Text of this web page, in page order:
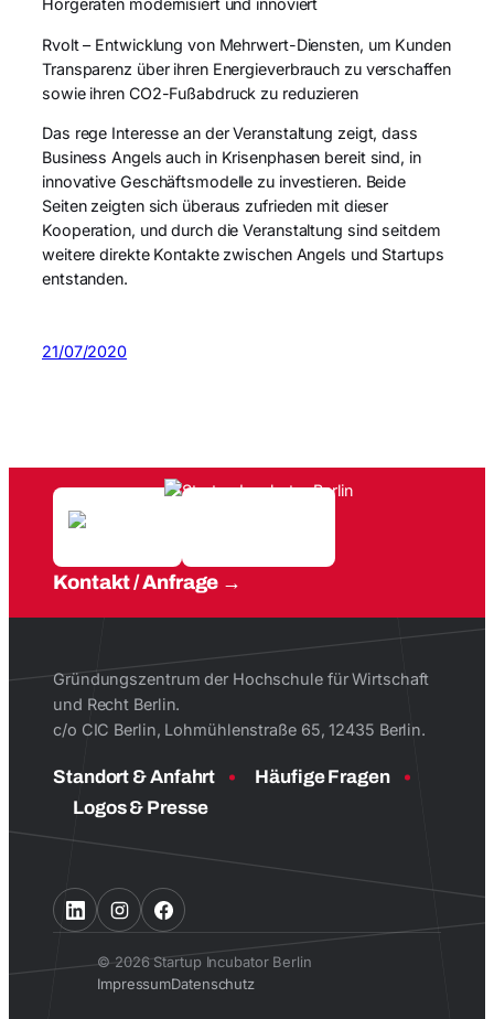
Hörgeräten modernisiert und innoviert
Rvolt – Entwicklung von Mehrwert-Diensten, um Kunden
Transparenz über ihren Energieverbrauch zu verschaffen
sowie ihren CO2-Fußabdruck zu reduzieren
Das rege Interesse an der Veranstaltung zeigt, dass
Business Angels auch in Krisenphasen bereit sind, in
innovative Geschäftsmodelle zu investieren. Beide
Seiten zeigten sich überaus zufrieden mit dieser
Kooperation, und durch die Veranstaltung sind seitdem
weitere direkte Kontakte zwischen Angels und Startups
entstanden.
21/07/2020
Kontakt / Anfrage
Gründungszentrum der Hochschule für Wirtschaft
und Recht Berlin.
c/o CIC Berlin, Lohmühlenstraße 65, 12435 Berlin.
Standort & Anfahrt
Häufige Fragen
Logos & Presse
© 2026 Startup Incubator Berlin
ImpressumDatenschutz